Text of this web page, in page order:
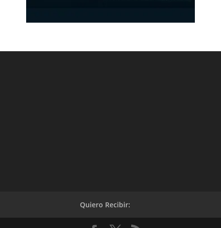
Quiero Recibir: